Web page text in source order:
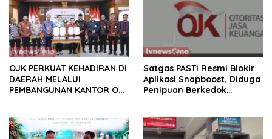
OJK PERKUAT KEHADIRAN DI
DAERAH MELALUI
PEMBANGUNAN KANTOR OJK
Satgas PASTI Resmi Blokir
Aplikasi Snapboost, Diduga
Penipuan Berkedok